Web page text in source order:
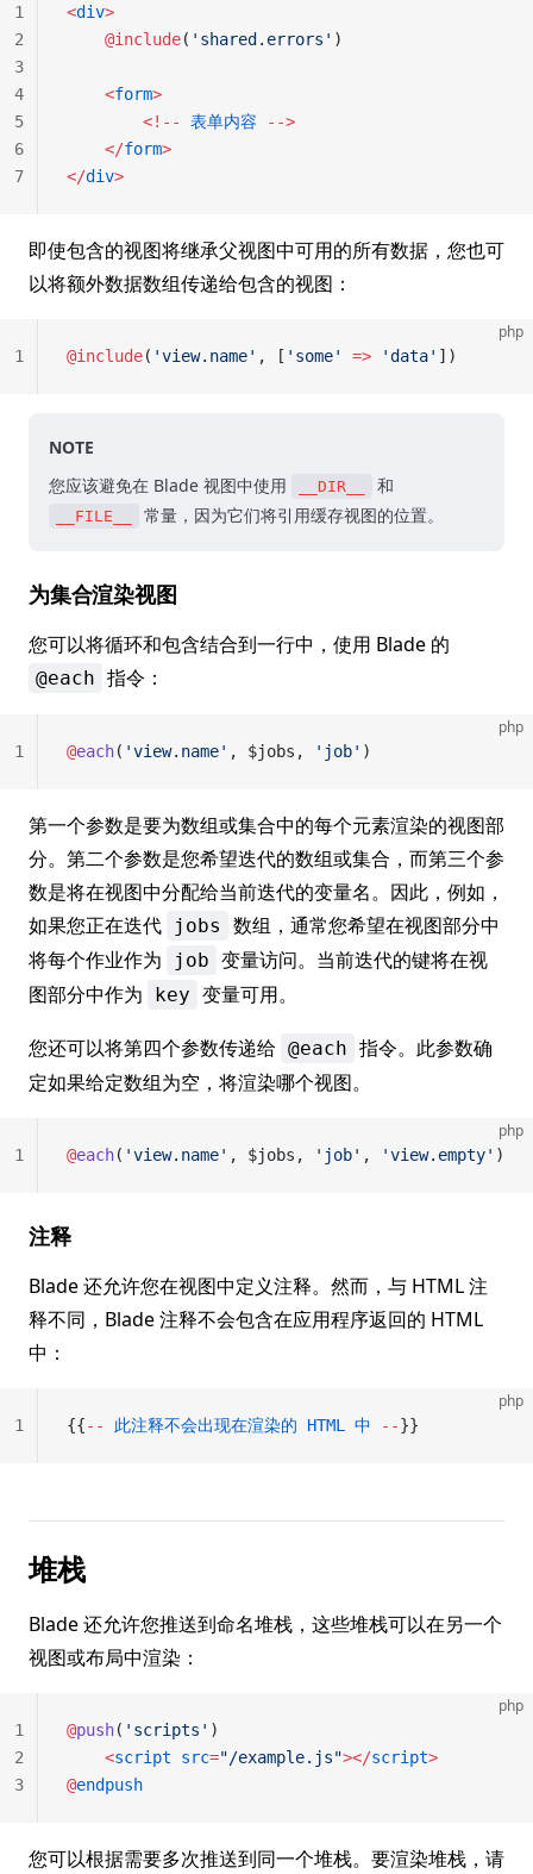
<div>
    @include
( 'shared.errors' )
    <
form>
        <!--
表单内容 -->
    </
form>
</div>
1
2
3
4
5
6
7
即使包含的视图将继承父视图中可用的所有数据，您也可
以将额外数据数组传递给包含的视图：
php
@include( 'view.name' , [ 'some' => 'data' ])
1
NOTE
您应该避免在 Blade 视图中使用
__DIR__ 和
__FILE__ 常量，因为它们将引用缓存视图的位置。
为集合渲染视图
您可以将循环和包含结合到一行中，使用 Blade 的
@each 指令：
php
@each( 'view.name' , $jobs, 'job' )
1
第一个参数是要为数组或集合中的每个元素渲染的视图部
分。第二个参数是您希望迭代的数组或集合，而第三个参
数是将在视图中分配给当前迭代的变量名。因此，例如，
如果您正在迭代
jobs
数组，通常您希望在视图部分中
将每个作业作为
job 变量访问。当前迭代的键将在视
图部分中作为
key 变量可用。
您还可以将第四个参数传递给 @each 指令。此参数确
定如果给定数组为空，将渲染哪个视图。
php
@each( 'view.name' , $jobs, 'job' , 'view.empty' )
1
注释
Blade 还允许您在视图中定义注释。然而，与 HTML 注
释不同，Blade 注释不会包含在应用程序返回的 HTML
中：
php
{{-- 此注释不会出现在渲染的 HTML 中 --}}
1
堆栈
Blade 还允许您推送到命名堆栈，这些堆栈可以在另一个
视图或布局中渲染：
php
@push( 'scripts' )
    <
script src="/example.js"></script>
@endpush
1
2
3
您可以根据需要多次推送到同一个堆栈。要渲染堆栈，请